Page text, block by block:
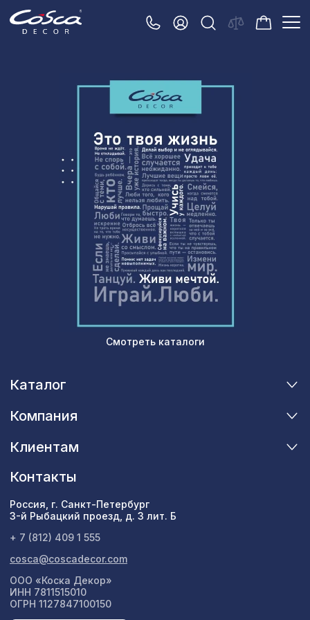
3D орнамент
Акустические панели
Декоративные балки и брус
Интерьерный МДФ
Межкомнатные арки
Натуральные покрытия
Перфорированные панели
Экополимер
Экраны для радиаторов
ПОПУЛЯРНЫЕ ТОВАРЫ
консоль рустик
Ремень для бруса/балки 30х1000мм,
серая кожа
плитки 42х42 см
Смотреть каталоги
Каталог
Компания
Клиентам
Контакты
Россия, г. Санкт-Петербург
3-й Рыбацкий проезд, д. 3 лит. Б
+ 7 (812) 409 1 555
cosca@coscadecor.com
ООО «Коска Декор»
ИНН 7811515010
ОГРН 1127847100150